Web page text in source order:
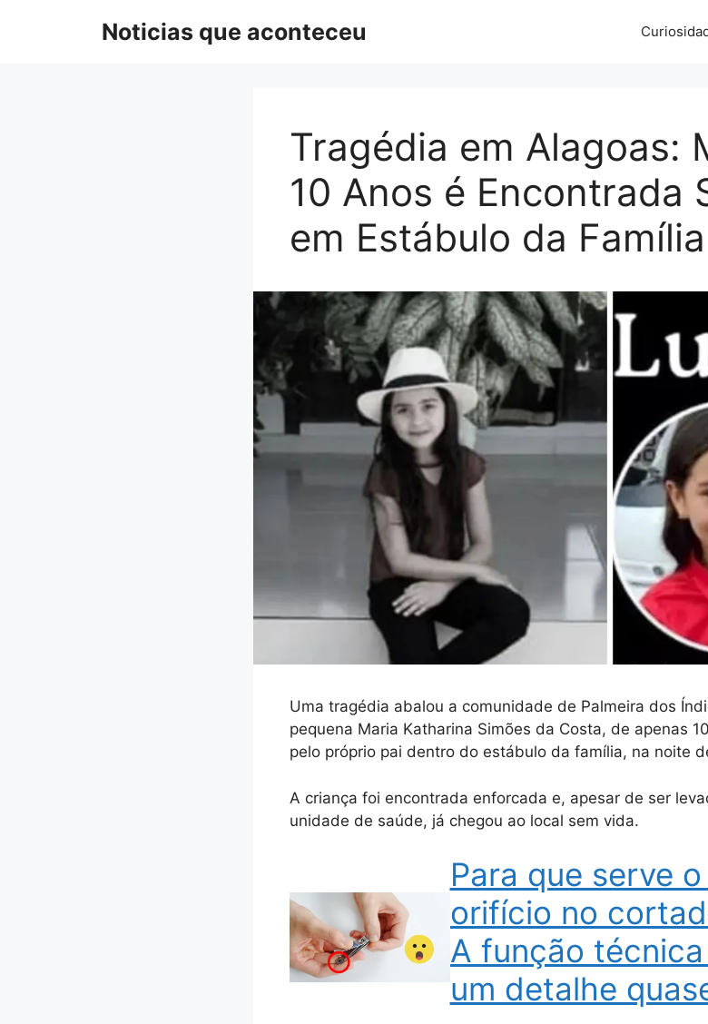
Noticias que aconteceu
Tragédia em Alagoas:
10 Anos é Encontrada
em Estábulo da Família
Uma tragédia abalou a comunidade de Palmeira dos
pequena Maria Katharina Simões da Costa, de apenas
pelo próprio pai dentro do estábulo da família, na noite
A criança foi encontrada enforcada e, apesar de ser
unidade de saúde, já chegou ao local sem vida.
Para que serve
orifício no
A função
um detalhe